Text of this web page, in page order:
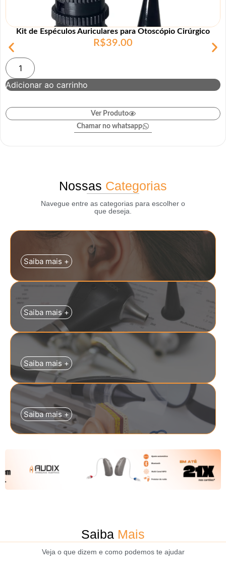
Kit de Espéculos Auriculares para Otoscópio Cirúrgico
R$39.00
Adicionar ao carrinho
Ver Produto
Chamar no whatsapp
Nossas Categorias
Navegue entre as categorias para escolher o
que deseja.
Saiba mais +
Saiba mais +
Saiba mais +
Saiba mais +
Saiba Mais
Veja o que dizem e como podemos te ajudar